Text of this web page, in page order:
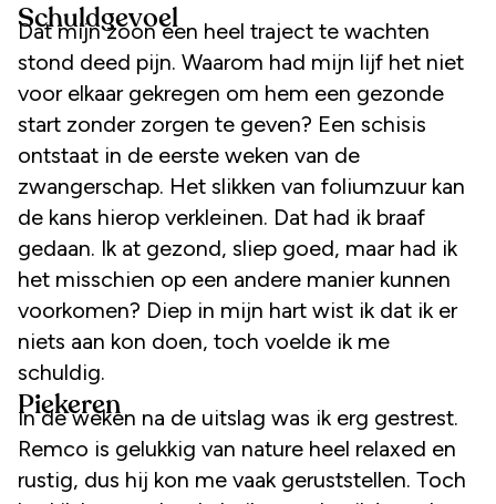
Schuldgevoel
Dat mijn zoon een heel traject te wachten
stond deed pijn. Waarom had mijn lijf het niet
voor elkaar gekregen om hem een gezonde
start zonder zorgen te geven? Een schisis
ontstaat in de eerste weken van de
zwangerschap. Het slikken van foliumzuur kan
de kans hierop verkleinen. Dat had ik braaf
gedaan. Ik at gezond, sliep goed, maar had ik
het misschien op een andere manier kunnen
voorkomen? Diep in mijn hart wist ik dat ik er
niets aan kon doen, toch voelde ik me
schuldig.
Piekeren
In de weken na de uitslag was ik erg gestrest.
Remco is gelukkig van nature heel relaxed en
rustig, dus hij kon me vaak geruststellen. Toch